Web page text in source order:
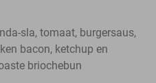
sla, tomaat, burgersaus,
bacon, ketchup en
briochebun